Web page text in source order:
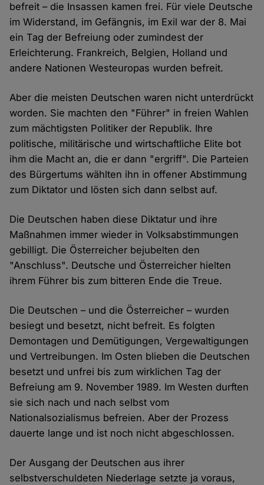
befreit – die Insassen kamen frei. Für viele Deutsche
im Widerstand, im Gefängnis, im Exil war der 8. Mai
ein Tag der Befreiung oder zumindest der
Erleichterung. Frankreich, Belgien, Holland und
andere Nationen Westeuropas wurden befreit.
Aber die meisten Deutschen waren nicht unterdrückt
worden. Sie machten den "Führer" in freien Wahlen
zum mächtigsten Politiker der Republik. Ihre
politische, militärische und wirtschaftliche Elite bot
ihm die Macht an, die er dann "ergriff". Die Parteien
des Bürgertums wählten ihn in offener Abstimmung
zum Diktator und lösten sich dann selbst auf.
Die Deutschen haben diese Diktatur und ihre
Maßnahmen immer wieder in Volksabstimmungen
gebilligt. Die Österreicher bejubelten den
"Anschluss". Deutsche und Österreicher hielten
ihrem Führer bis zum bitteren Ende die Treue.
Die Deutschen – und die Österreicher – wurden
besiegt und besetzt, nicht befreit. Es folgten
Demontagen und Demütigungen, Vergewaltigungen
und Vertreibungen. Im Osten blieben die Deutschen
besetzt und unfrei bis zum wirklichen Tag der
Befreiung am 9. November 1989. Im Westen durften
sie sich nach und nach selbst vom
Nationalsozialismus befreien. Aber der Prozess
dauerte lange und ist noch nicht abgeschlossen.
Der Ausgang der Deutschen aus ihrer
selbstverschuldeten Niederlage setzte ja voraus,